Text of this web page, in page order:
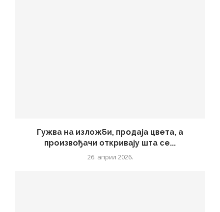
Гужва на изложби, продаја цвета, а
произвођачи откривају шта се...
26. април 2026.